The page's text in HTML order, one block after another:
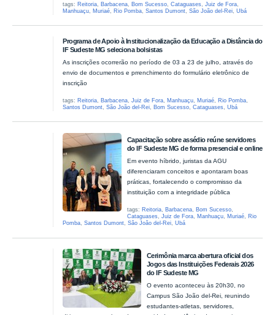
tags: Reitoria Barbacena Bom Sucesso ,Cataguases ,Juiz de Fora
Manhuaçu
Muriaé Rio Pomba ,Santos Dumont ,São João del-Rei ,Ubá
Programa de Apoio à Institucionalização da Educação a Distância do
IF Sudeste MG seleciona bolsistas
As inscrições ocorrerão no período de 03 a 23 de julho, através do
envio de documentos e prrenchimento do formulário eletrônico de
inscrição
tags: Reitoria Barbacena ,Juiz de Fora Manhuaçu Muriaé Rio Pomba
Santos Dumont ,São João del-Rei Bom Sucesso ,Cataguases ,Ubá
Capacitação sobre assédio reúne servidores
do IF Sudeste MG de forma presencial e online
Em evento híbrido, juristas da AGU
diferenciaram conceitos e apontaram boas
práticas, fortalecendo o compromisso da
instituição com a integridade pública
tags: Reitoria, Barbacena, Bom Sucesso,
Cataguases, Juiz de Fora, Manhuaçu, Muriaé, Rio
Pomba,Santos Dumont,São João del-Rei,Ubá
Cerimônia marca abertura oficial dos
Jogos das Instituições Federais 2026
do IF Sudeste MG
O evento aconteceu às 20h30, no
Campus São João del-Rei, reunindo
estudantes-atletas, servidores,